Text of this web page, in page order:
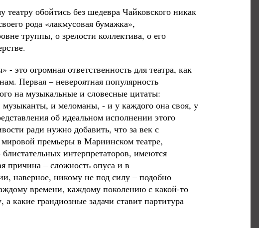
театру обойтись без шедевра Чайковского никак
рода «лакмусовая бумажка»,
труппы, о зрелости коллектива, о его
это огромная ответственность для театра, как
Первая – невероятная популярность
на музыкальные и словесные цитаты:
и меломаны, - и у каждого она своя, у
об идеальном исполнении этого
ради нужно добавить, что за век с
премьеры в Мариинском театре,
интерпретаторов, имеются
причина – сложность опуса и в
наверное, никому не под силу – подобно
времени, каждому поколению с какой-то
какие грандиозные задачи ставит партитура